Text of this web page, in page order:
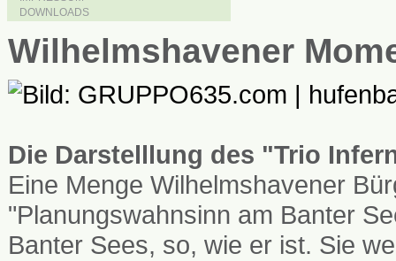
DOWNLOADS
Wilhelmshavener
Die Darstelllung des "Trio
Eine Menge Wilhelmshavener
"Planungswahnsinn am Banter
Banter Sees, so, wie er ist. Sie